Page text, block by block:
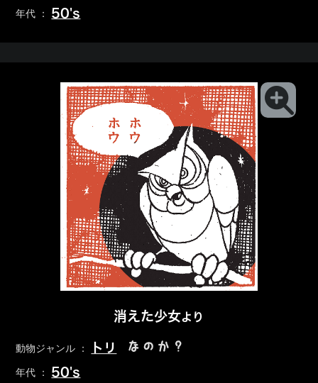
年代 ： 50's
消えた少女より
動物ジャンル ： トリ なのか？
年代 ： 50's